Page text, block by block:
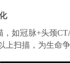
，如冠脉+头颈
上扫描，为生命